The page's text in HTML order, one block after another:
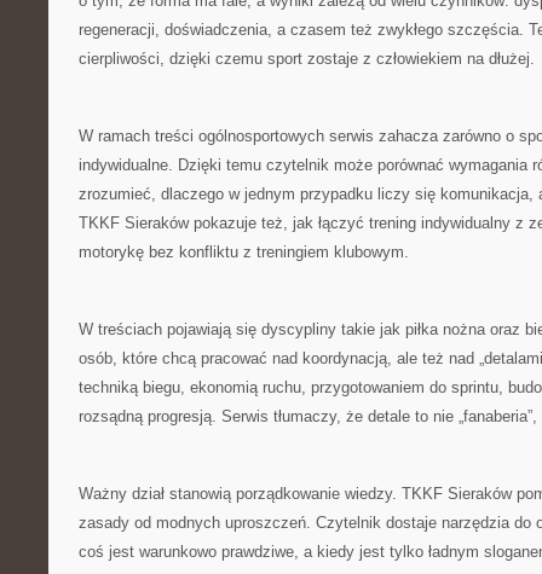
regeneracji, doświadczenia, a czasem też zwykłego szczęścia.
cierpliwości, dzięki czemu sport zostaje z człowiekiem na dłużej.
W ramach treści ogólnosportowych serwis zahacza zarówno o
indywidualne. Dzięki temu czytelnik może porównać wymagania
zrozumieć, dlaczego w jednym przypadku liczy się komunikacja,
TKKF Sieraków pokazuje też, jak łączyć trening indywidualny z
motorykę bez konfliktu z treningiem klubowym.
W treściach pojawiają się dyscypliny takie jak piłka nożna oraz
osób, które chcą pracować nad koordynacją, ale też nad
techniką biegu, ekonomią ruchu, przygotowaniem do sprintu,
rozsądną progresją. Serwis tłumaczy, że detale to nie
Ważny dział stanowią porządkowanie wiedzy. TKKF Sieraków
zasady od modnych uproszczeń. Czytelnik dostaje narzędzia do
coś jest warunkowo prawdziwe, a kiedy jest tylko ładnym